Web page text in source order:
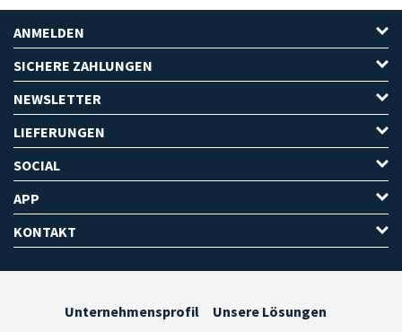
ANMELDEN
SICHERE ZAHLUNGEN
NEWSLETTER
LIEFERUNGEN
SOCIAL
APP
KONTAKT
Unternehmensprofil
Unsere Lösungen